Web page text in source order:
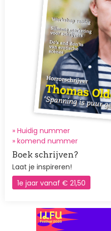
» Huidig nummer
» komend nummer
Boek schrijven?
Laat je inspireren!
1e jaar vanaf € 21,50